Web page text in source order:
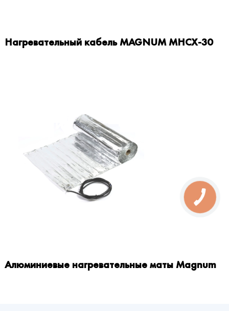
Нагревательный кабель MAGNUM MHCX-30
Алюминиевые нагревательные маты Magnum